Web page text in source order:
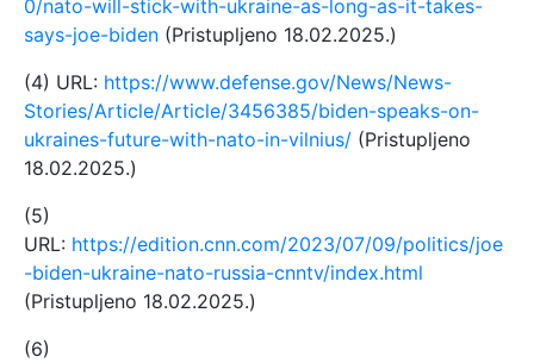
0/nato-will-stick-with-ukraine-as-long-as-it-takes-
says-joe-biden (Pristupljeno 18.02.2025.)
(4) URL: https://www.defense.gov/News/News-
Stories/Article/Article/3456385/biden-speaks-on-
ukraines-future-with-nato-in-vilnius/ (Pristupljeno
18.02.2025.)
(5)
URL: https://edition.cnn.com/2023/07/09/politics/joe
-biden-ukraine-nato-russia-cnntv/index.html
(Pristupljeno 18.02.2025.)
(6)